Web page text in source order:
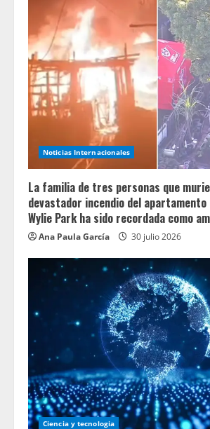
Noticias Internacionales
La familia de tres personas que
devastador incendio del apartamento
Wylie Park ha sido recordada como
Ana Paula García 30 julio 2026
Ciencia y tecnologia